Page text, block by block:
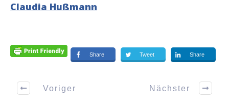
Claudia Hußmann
Share Tweet Share
Voriger Nächster